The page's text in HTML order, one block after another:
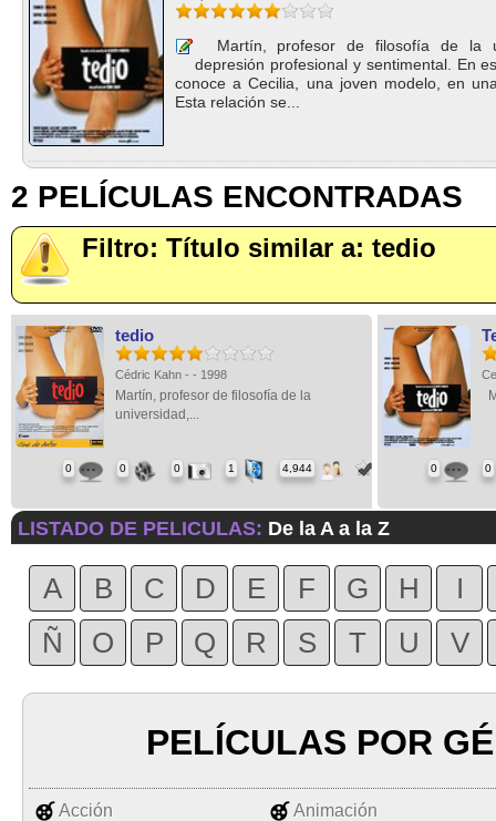
Martín, profesor de filosofía de la
depresión profesional y sentimental. En
conoce a Cecilia, una joven modelo, en
Esta relación se...
2 PELÍCULAS ENCONTRADAS
Filtro: Título similar a: tedio
tedio
Cédric Kahn - - 1998
Martín, profesor de filosofía de la
universidad,...
0 0 0 1 4,944 0 0
LISTADO DE PELICULAS: De la A a la Z
A B C D E F G H
I
Ñ
O P Q R S T U V
PELÍCULAS POR
Acción Animación